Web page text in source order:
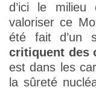
d’ici le milieu
valoriser ce
été fait d’un
critiquent des
est dans les
la sûreté